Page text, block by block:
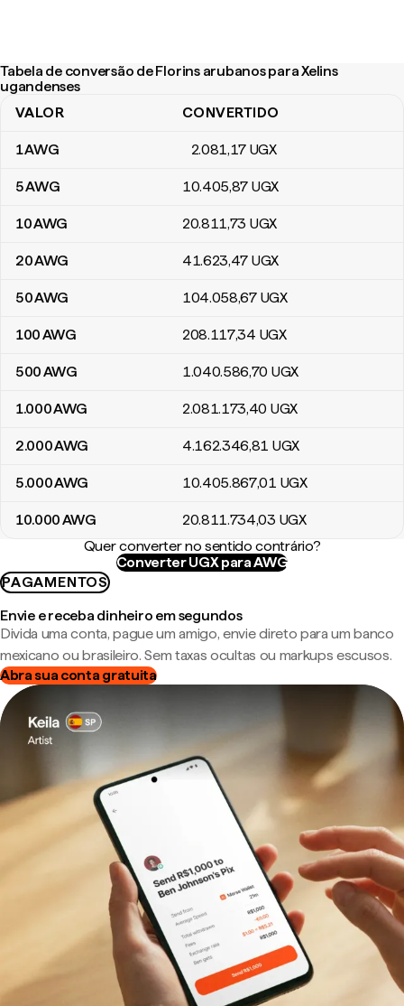
Tabela de conversão de Florins arubanos para Xelins
ugandenses
Tabela de conversão de Florins arubanos para Xelins
VALOR CONVERTIDO
1AWG 2.081,17 UGX
5AWG 10.405,87 UGX
10AWG 20.811,73 UGX
20AWG 41.623,47 UGX
50AWG 104.058,67 UGX
100AWG 208.117,34 UGX
500AWG 1.040.586,70 UGX
1.000AWG 2.081.173,40 UGX
2.000AWG 4.162.346,81 UGX
5.000AWG 10.405.867,01 UGX
10.000AWG 20.811.734,03 UGX
Quer converter no sentido contrário?
Converter UGX para AWG
PAGAMENTOS
Envie e receba dinheiro em segundos
Divida uma conta, pague um amigo, envie direto para um banco
mexicano ou brasileiro. Sem taxas ocultas ou markups escusos.
Abra sua conta gratuita